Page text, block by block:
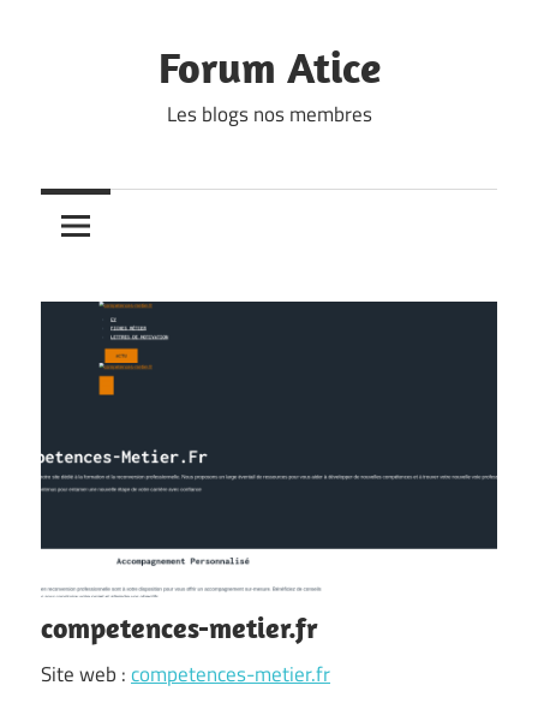
Forum Atice
Les blogs nos membres
competences-metier.fr
Site web :competences-metier.fr